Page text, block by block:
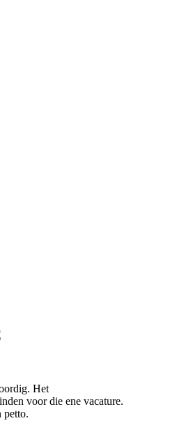
Het
voor die ene vacature.
petto.